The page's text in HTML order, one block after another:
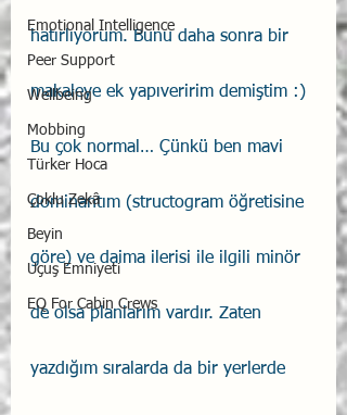
Emotional Intelligence
Peer Support
Wellbeing
Mobbing
Türker Hoca
Çoklu Zekâ
Beyin
Uçuş Emniyeti
EQ For Cabin Crews
hatırlıyorum. Bunu daha sonra bir
makaleye ek yapıveririm demiştim :)
Bu çok normal… Çünkü ben mavi
dominantım (structogram öğretisine
göre) ve daima ilerisi ile ilgili minör
de olsa planlarım vardır. Zaten
yazdığım sıralarda da bir yerlerde